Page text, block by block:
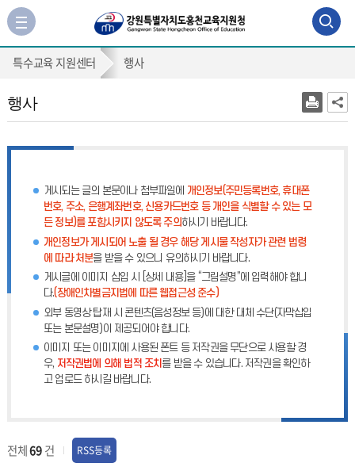
검
색
역
사
이
트
맵
로
가
기
행특수교육 지원센터 행사
행사
게시되는 글의 본문이나 첨부파일에 개인정보(주민등록번호, 휴대폰
번호, 주소, 은행계좌번호, 신용카드번호 등 개인을 식별할 수 있는 모
든 정보)를 포함시키지 않도록 주의하시기 바랍니다.
개인정보가 게시되어 노출 될 경우 해당 게시물 작성자가 관련 법령
에 따라 처분을 받을 수 있으니 유의하시기 바랍니다.
게시글에 이미지 삽입 시 [상세 내용]을 “그림설명”에 입력해야 합니
다.(장애인차별금지법에 따른 웹접근성 준수)
외부 동영상 탑재 시 콘텐츠(음성정보 등)에 대한 대체 수단(자막삽입
또는 본문설명)이 제공되어야 합니다.
이미지 또는 이미지에 사용된 폰트 등 저작권을 무단으로 사용할 경
우, 저작권법에 의해 법적 조치 를 받을 수 있습니다. 저작권을 확인하
고 업로드 하시길 바랍니다.
전체69건 RSS등록